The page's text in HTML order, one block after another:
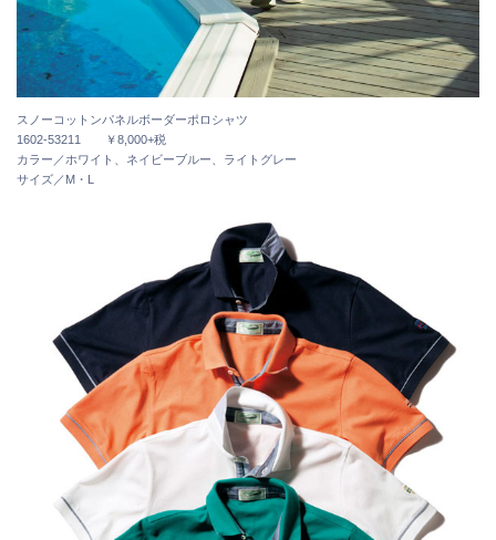
スノーコットンパネルボーダーポロシャツ
1602-53211 ￥8,000+税
カラー／ホワイト、ネイビーブルー、ライトグレー
サイズ／M・L